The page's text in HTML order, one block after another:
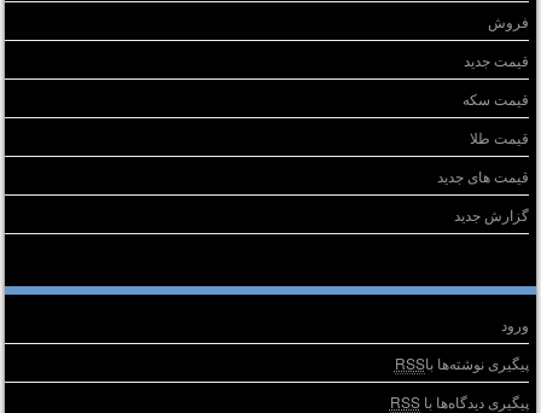
فروش
قیمت جدید
قیمت سکه
قیمت طلا
قیمت های جدید
گزارش جدید
ورود
پیگیری نوشته‌ها باRSS
پیگیری دیدگاه‌ها باRSS